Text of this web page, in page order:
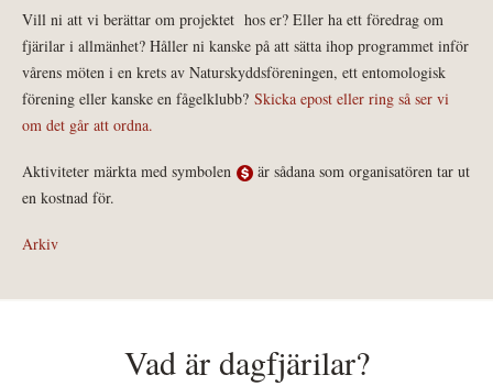
Vill ni att vi berättar om projektet hos er? Eller ha ett föredrag om
fjärilar i allmänhet? Håller ni kanske på att sätta ihop programmet inför
vårens möten i en krets av Naturskyddsföreningen, ett entomologisk
förening eller kanske en fågelklubb? Skicka epost eller ring så ser vi
om det går att ordna.
Aktiviteter märkta med symbolen
är sådana som organisatören tar ut
en kostnad för.
Arkiv
Vad är dagfjärilar?